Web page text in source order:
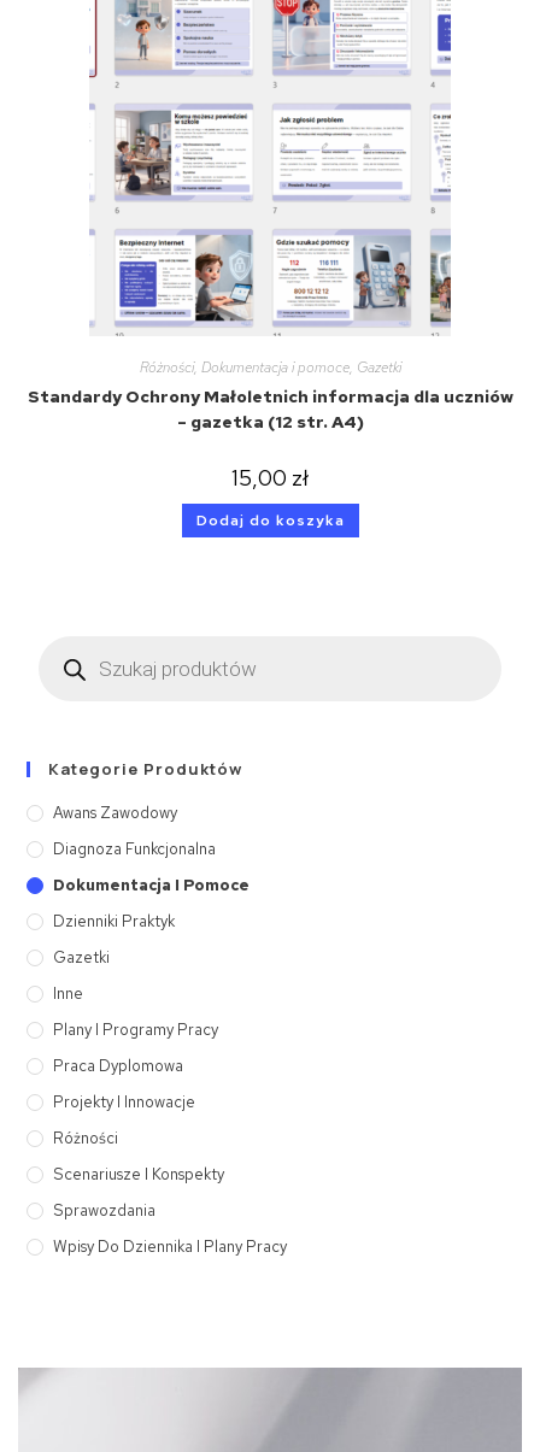
Różności, Dokumentacja i pomoce, Gazetki
Standardy Ochrony Małoletnich informacja dla uczniów
– gazetka (12 str. A4)
15,00 zł
Dodaj do koszyka
Kategorie Produktów
Awans Zawodowy
Diagnoza Funkcjonalna
Dokumentacja I Pomoce
Dzienniki Praktyk
Gazetki
Inne
Plany I Programy Pracy
Praca Dyplomowa
Projekty I Innowacje
Różności
Scenariusze I Konspekty
Sprawozdania
Wpisy Do Dziennika I Plany Pracy